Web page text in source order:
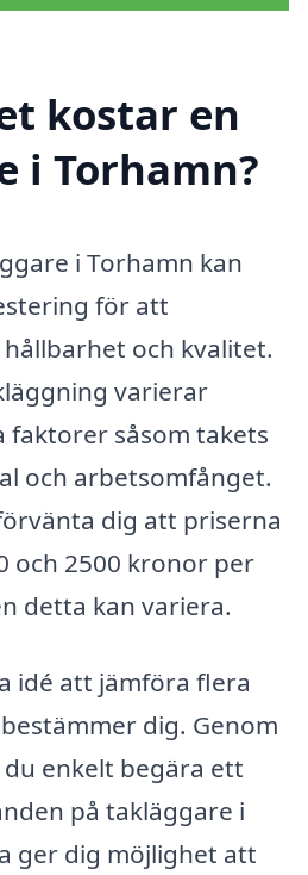
kostar en
i Torhamn?
i Torhamn kan
för att
och kvalitet.
varierar
faktorer såsom takets
och arbetsomfånget.
dig att priserna
och 2500 kronor per
detta kan variera.
idé att jämföra flera
dig. Genom
enkelt begära ett
på takläggare i
ger dig möjlighet att